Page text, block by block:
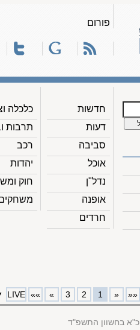
פורום
חדשות
דעות
סביבה
אוכל
נדל"ן
אופנה
חרדים
כלכלה
תרבות
רכב
יהדות
חוק
««
«
1
2
3
»
»»
LIVE
כ"א בחשוון התשפ"ד